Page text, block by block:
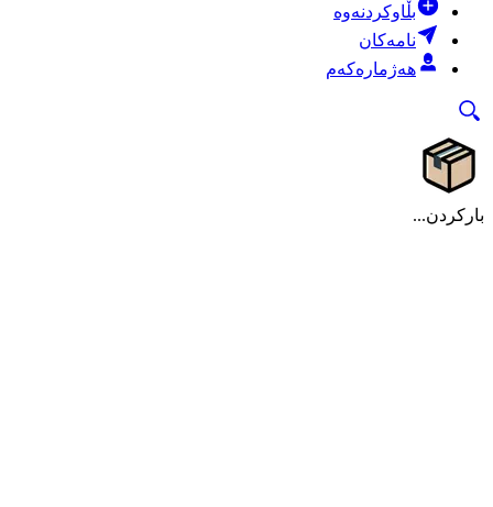
بڵاوکردنەوە
نامەکان
هەژمارەکەم
بارکردن...